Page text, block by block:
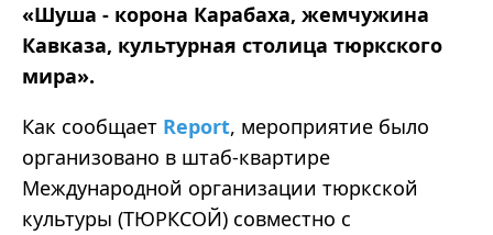
«Шуша - корона Карабаха, жемчужина
Кавказа, культурная столица тюркского
мира».
Как сообщает Report, мероприятие было
организовано в штаб-квартире
Международной организации тюркской
культуры (ТЮРКСОЙ) совместно с